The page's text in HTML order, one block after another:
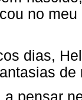
no
dias,